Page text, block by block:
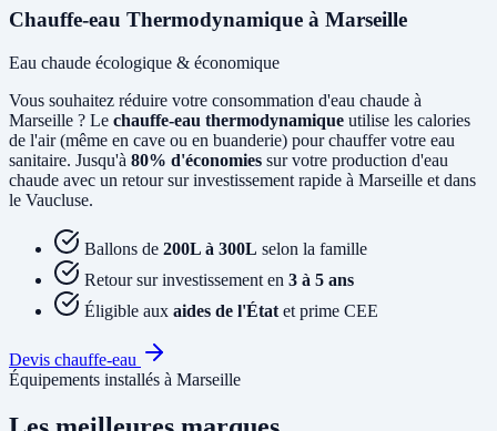
Chauffe-eau Thermodynamique à Marseille
Eau chaude écologique & économique
Vous souhaitez réduire votre consommation d'eau chaude à
Marseille ? Le chauffe-eau thermodynamique utilise les calories
de l'air (même en cave ou en buanderie) pour chauffer votre eau
sanitaire. Jusqu'à 80% d'économies sur votre production d'eau
chaude avec un retour sur investissement rapide à Marseille et dans
le Vaucluse.
Ballons de 200L à 300L selon la famille
Retour sur investissement en 3 à 5 ans
Éligible aux aides de l'État et prime CEE
Devis chauffe-eau
Équipements installés à Marseille